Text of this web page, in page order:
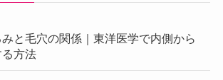
みと毛穴の関係｜東洋医学で内側から
る方法